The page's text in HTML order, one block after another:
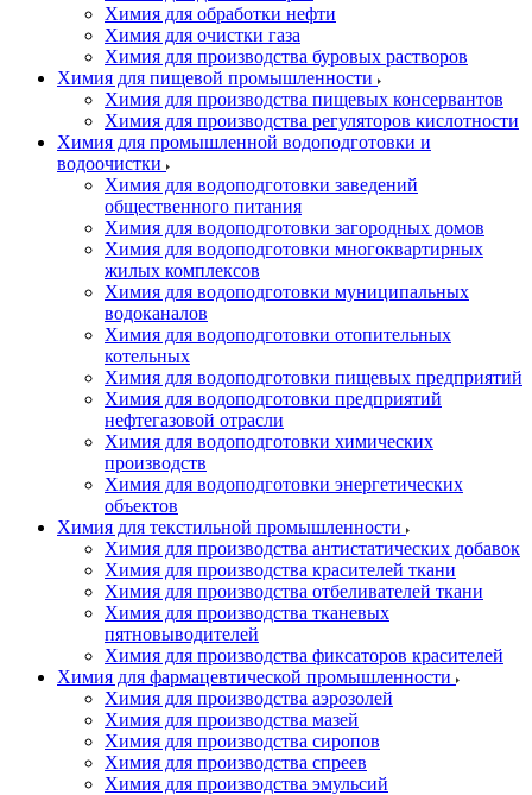
Химия для обработки нефти
Химия для очистки газа
Химия для производства буровых растворов
Химия для пищевой промышленности
Химия для производства пищевых консервантов
Химия для производства регуляторов кислотности
Химия для промышленной водоподготовки и
водоочистки
Химия для водоподготовки заведений
общественного питания
Химия для водоподготовки загородных домов
Химия для водоподготовки многоквартирных
жилых комплексов
Химия для водоподготовки муниципальных
водоканалов
Химия для водоподготовки отопительных
котельных
Химия для водоподготовки пищевых предприятий
Химия для водоподготовки предприятий
нефтегазовой отрасли
Химия для водоподготовки химических
производств
Химия для водоподготовки энергетических
объектов
Химия для текстильной промышленности
Химия для производства антистатических добавок
Химия для производства красителей ткани
Химия для производства отбеливателей ткани
Химия для производства тканевых
пятновыводителей
Химия для производства фиксаторов красителей
Химия для фармацевтической промышленности
Химия для производства аэрозолей
Химия для производства мазей
Химия для производства сиропов
Химия для производства спреев
Химия для производства эмульсий